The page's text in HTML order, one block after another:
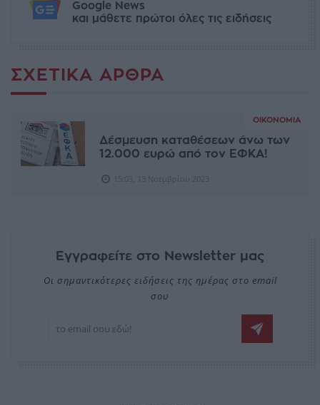
Google News
και μάθετε πρώτοι όλες τις ειδήσεις
ΣΧΕΤΙΚΆ ΆΡΘΡΑ
ΟΙΚΟΝΟΜΊΑ
Δέσμευση καταθέσεων άνω των
12.000 ευρώ από τον ΕΦΚΑ!
Εγγραφείτε στο Newsletter μας
Οι σημαντικότερες ειδήσεις της ημέρας στο email
σου